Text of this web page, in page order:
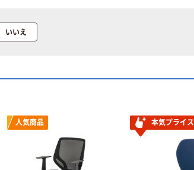
いいえ
人気商品 本気プライス